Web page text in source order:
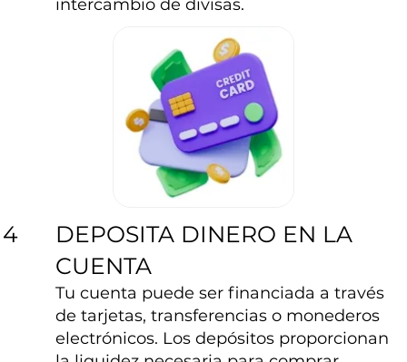
4
intercambio de divisas.
DEPOSITA DINERO EN LA
CUENTA
Tu cuenta puede ser financiada a través
de tarjetas, transferencias o monederos
electrónicos. Los depósitos proporcionan